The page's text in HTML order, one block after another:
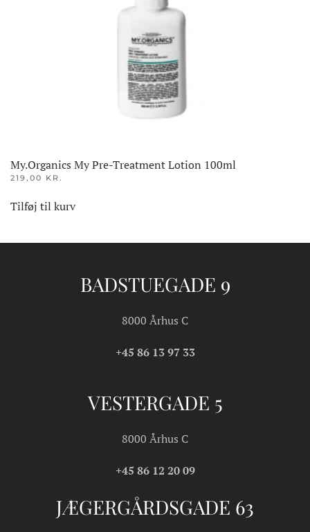
My.Organics My Pre-Treatment Lotion 100ml
219,00 KR.
Tilføj til kurv
BADSTUEGADE 9
8000 Århus C
+45 86 13 97 33
VESTERGADE 5
8000 Århus C
+45 86 12 20 09
JÆGERGÅRDSGADE 63